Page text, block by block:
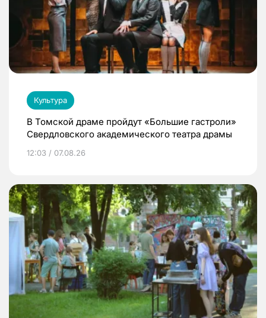
Культура
В Томской драме пройдут «Большие гастроли»
Свердловского академического театра драмы
12:03 / 07.08.26